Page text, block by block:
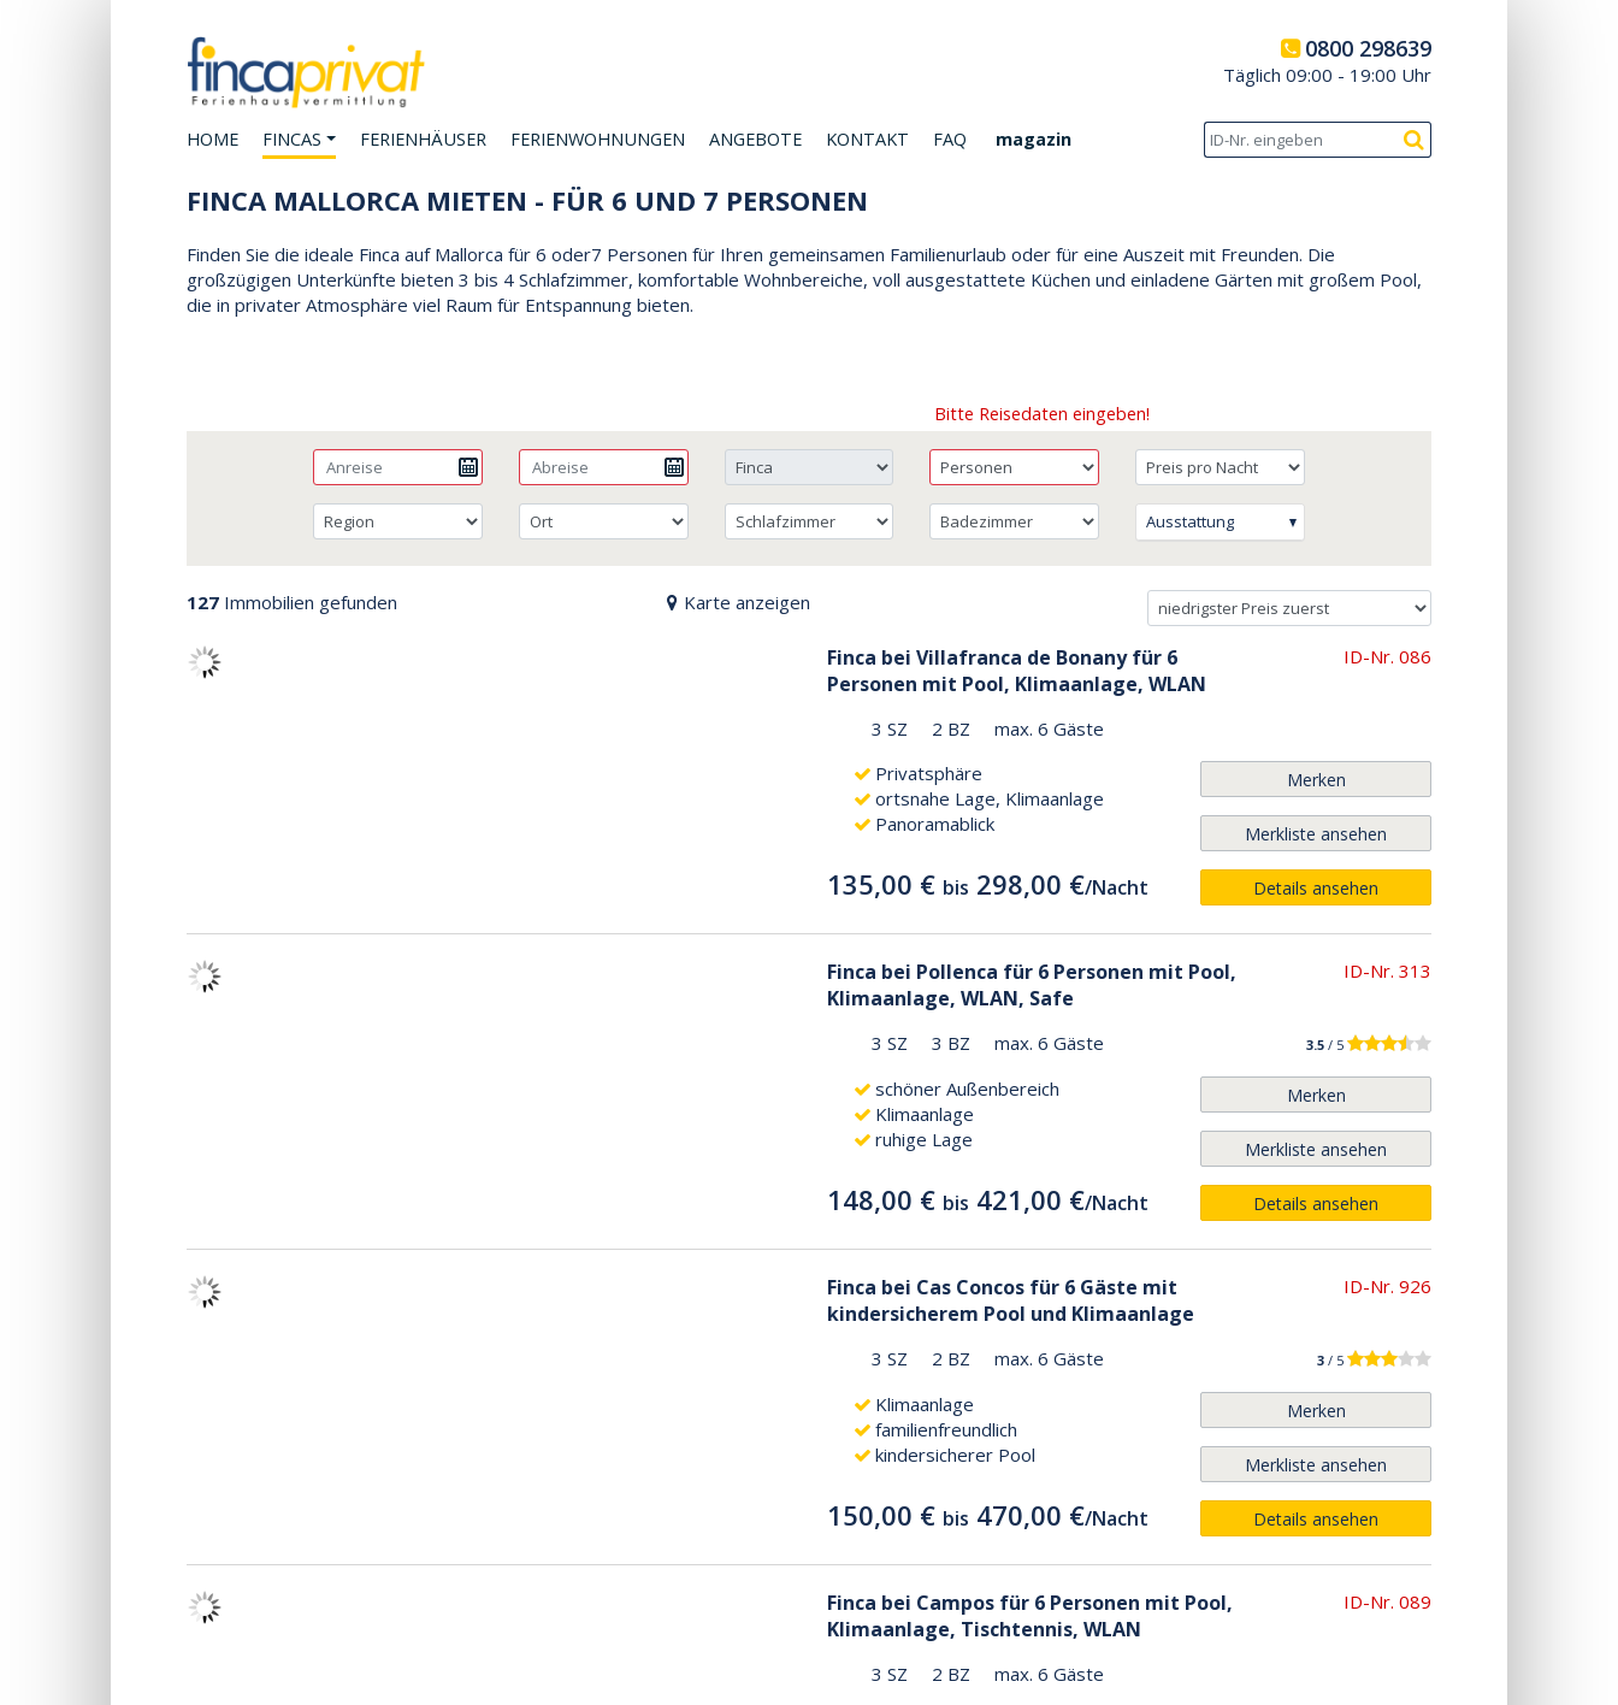
0800 298639
Täglich 09:00 - 19:00 Uhr
HOME FINCAS FERIENHÄUSER FERIENWOHNUNGEN ANGEBOTE KONTAKT FAQ magazin
FINCA MALLORCA MIETEN - FÜR 6 UND 7 PERSONEN
Finden Sie die ideale Finca auf Mallorca für 6 oder7 Personen für Ihren gemeinsamen Familienurlaub oder für eine Auszeit mit Freunden. Die
großzügigen Unterkünfte bieten 3 bis 4 Schlafzimmer, komfortable Wohnbereiche, voll ausgestattete Küchen und einladene Gärten mit großem Pool,
die in privater Atmosphäre viel Raum für Entspannung bieten.
Bitte Reisedaten eingeben!
Ausstattung
127 Immobilien gefunden Karte anzeigen
Finca bei Villafranca de Bonany für 6
Personen mit Pool, Klimaanlage, WLAN
ID-Nr. 086
3 SZ 2 BZ
max. 6 Gäste
Privatsphäre
ortsnahe Lage, Klimaanlage
Panoramablick
135,00 € bis 298,00 €/Nacht
Merken
Merkliste ansehen
Details ansehen
Finca bei Pollenca für 6 Personen mit Pool,
Klimaanlage, WLAN, Safe
ID-Nr. 313
3 SZ 3 BZ max. 6 Gäste 3.5 / 5
schöner Außenbereich
Klimaanlage
ruhige Lage
148,00 € bis 421,00 €/Nacht
Merken
Merkliste ansehen
Details ansehen
Finca bei Cas Concos für 6 Gäste mit
kindersicherem Pool und Klimaanlage
ID-Nr. 926
3 SZ 2 BZ max. 6 Gäste 3 / 5
Klimaanlage
familienfreundlich
kindersicherer Pool
150,00 € bis 470,00 €/Nacht
Merken
Merkliste ansehen
Details ansehen
Finca bei Campos für 6 Personen mit Pool,
Klimaanlage, Tischtennis, WLAN
ID-Nr. 089
3 SZ 2 BZ
max. 6 Gäste